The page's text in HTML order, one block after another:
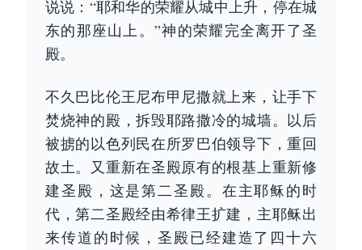
说说：“耶和华的荣耀从城中上升，停在城
东的那座山上。”神的荣耀完全离开了圣
殿。
不久巴比伦王尼布甲尼撒就上来，让手下
焚烧神的殿，拆毁耶路撒冷的城墙。以后
被掳的以色列民在所罗巴伯领导下，重回
故土。又重新在圣殿原有的根基上重新修
建圣殿，这是第二圣殿。在主耶稣的时
代，第二圣殿经由希律王扩建，主耶稣出
来传道的时候，圣殿已经建造了四十六